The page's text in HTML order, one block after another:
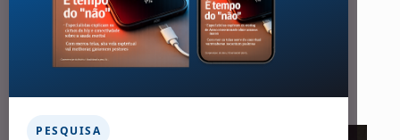
PESQUISA
Facebook Twitter
Messenger